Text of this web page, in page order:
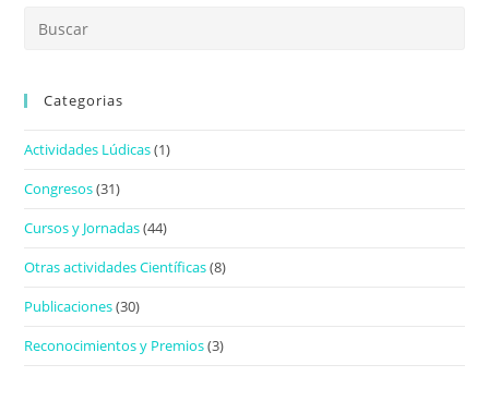
Categorias
Actividades Lúdicas(1)
Congresos(31)
Cursos y Jornadas(44)
Otras actividades Científicas(8)
Publicaciones(30)
Reconocimientos y Premios(3)